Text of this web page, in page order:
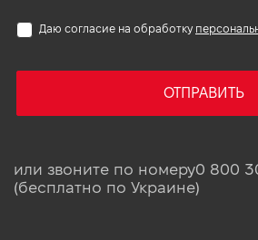
Даю согласие на обработку
ОТПРАВИТЬ
или звоните по номеру0 800
(бесплатно по Украине)